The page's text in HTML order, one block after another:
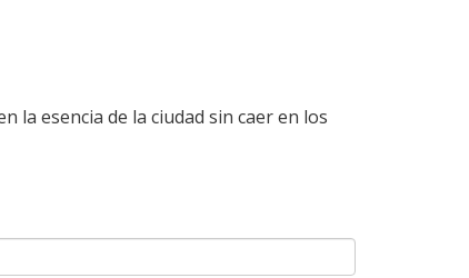
la esencia de la ciudad sin caer en los